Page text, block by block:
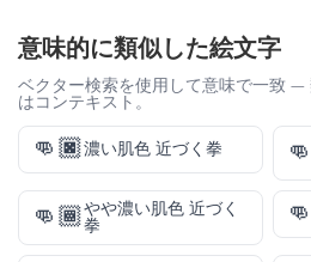
意味的に類似した絵文字
ベクター検索を使用して意味で一致 —
はコンテキスト。
👊🏿濃い肌色 近づく拳
👊🏾やや濃い肌色 近づく
拳